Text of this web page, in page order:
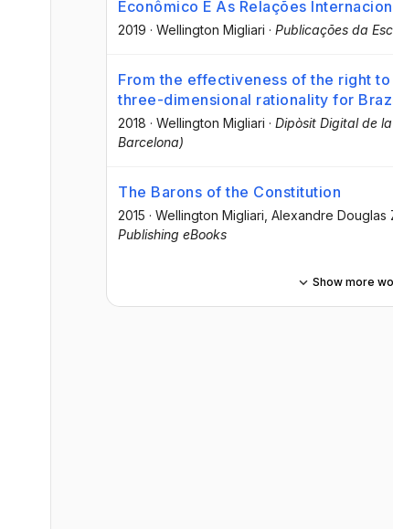
Econômico E Às Relações
2019 · Wellington Migliari · Publicações da
From the effectiveness of the right
three-dimensional rationality for
2018 · Wellington Migliari · Dipòsit Digital de
Barcelona)
The Barons of the Constitution
2015 · Wellington Migliari , Alexandre
Publishing eBooks
Show more